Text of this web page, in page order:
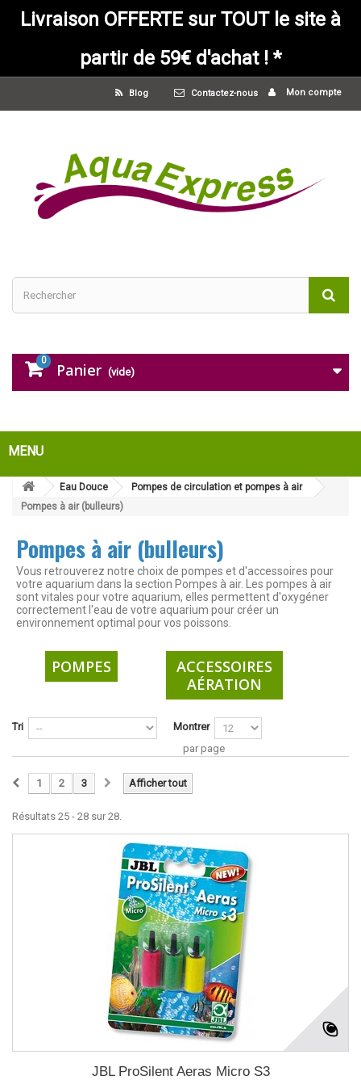
Livraison OFFERTE sur TOUT le site à
partir de 59€ d'achat ! *
Mon compte
Contactez-nous
Blog
Panier
0
(vide)
MENU
Eau Douce
Pompes de circulation et pompes à air
Pompes à air (bulleurs)
Pompes à air (bulleurs)
Vous retrouverez notre choix de pompes et d'accessoires pour
votre aquarium dans la section Pompes à air. Les pompes à air
sont vitales pour votre aquarium, elles permettent d'oxygéner
correctement l'eau de votre aquarium pour créer un
environnement optimal pour vos poissons.
POMPES
ACCESSOIRES
AÉRATION
Tri
Montrer
par page
Afficher tout
1 2 3
Résultats 25 - 28 sur 28.
JBL ProSilent Aeras Micro S3